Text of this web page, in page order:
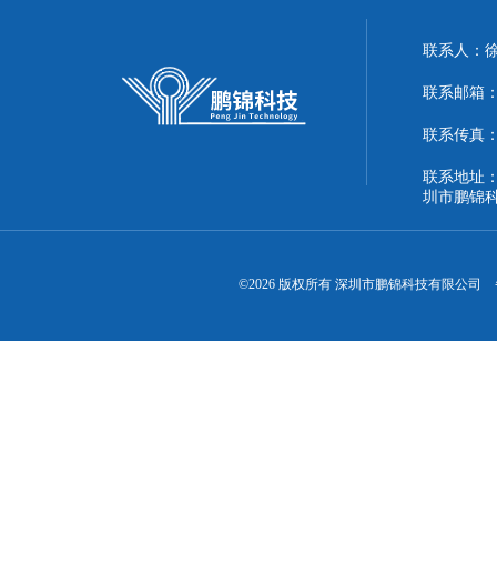
联系人：
联系邮箱
联系传真
联系地址
圳市鹏锦
©2026 版权所有 深圳市鹏锦科技有限公司